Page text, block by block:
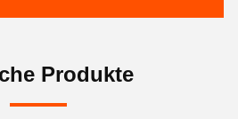
Produkte